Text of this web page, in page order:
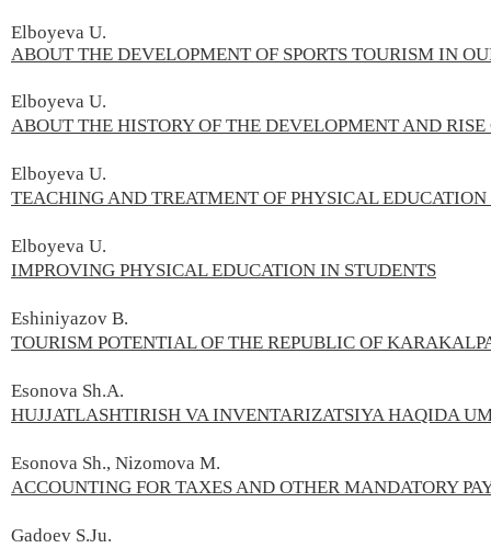
Elboyeva U.
ABOUT THE DEVELOPMENT OF SPORTS TOURISM IN
Elboyeva U.
ABOUT THE HISTORY OF THE DEVELOPMENT AND
Elboyeva U.
TEACHING AND TREATMENT OF PHYSICAL
Elboyeva U.
IMPROVING PHYSICAL EDUCATION IN STUDENTS
Eshiniyazov B.
TOURISM POTENTIAL OF THE REPUBLIC OF
Esonova Sh.A.
HUJJATLASHTIRISH VA INVENTARIZATSIYA HAQIDA
Esonova Sh., Nizomova M.
ACCOUNTING FOR TAXES AND OTHER MANDATORY
Gadoev S.Ju.